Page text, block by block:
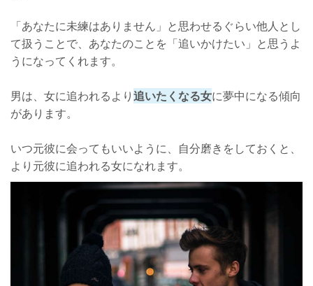
「あなたに未練はありません」と思わせるぐらい他人とし
て扱うことで、あなたのことを「追いかけたい」と思うよ
うになってくれます。
男は、女に追われるより追いたくなる女に夢中になる傾向
があります。
いつ元彼に会ってもいいように、自分磨きをしておくと、
より元彼に追われる女になれます。